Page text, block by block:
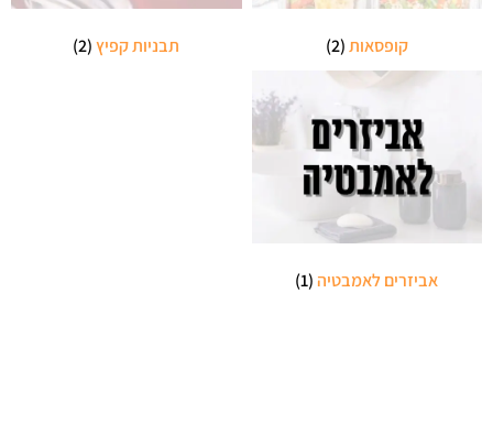
קופסאות(2) תבניות קפיץ(2)
אביזרים לאמבטיה(1)